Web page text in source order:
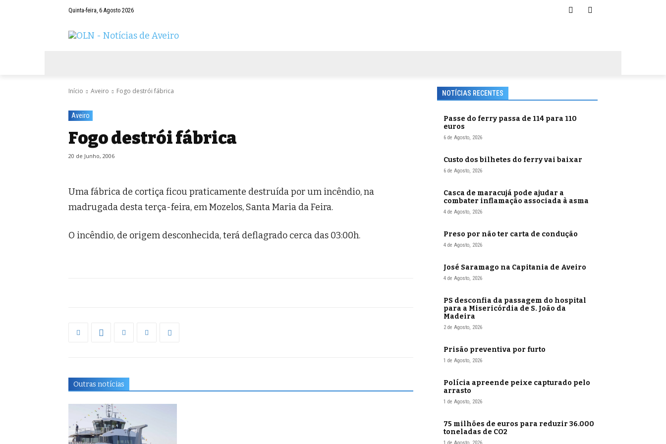
Quinta-feira, 6 Agosto 2026
Início Aveiro Fogo destrói fábrica
Aveiro
Fogo destrói fábrica
20 de Junho, 2006
Uma fábrica de cortiça ficou praticamente destruída por um incêndio, na
madrugada desta terça-feira, em Mozelos, Santa Maria da Feira.
O incêndio, de origem desconhecida, terá deflagrado cerca das 03:00h.
Outras notícias
NOTÍCIAS RECENTES
Passe do ferry passa de 114 para 110
euros
6 de Agosto, 2026
Custo dos bilhetes do ferry vai baixar
6 de Agosto, 2026
Casca de maracujá pode ajudar a
combater inflamação associada à asma
4 de Agosto, 2026
Preso por não ter carta de condução
4 de Agosto, 2026
José Saramago na Capitania de Aveiro
4 de Agosto, 2026
PS desconfia da passagem do hospital
para a Misericórdia de S. João da
Madeira
2 de Agosto, 2026
Prisão preventiva por furto
1 de Agosto, 2026
Polícia apreende peixe capturado pelo
arrasto
1 de Agosto, 2026
75 milhões de euros para reduzir 36.000
toneladas de CO2